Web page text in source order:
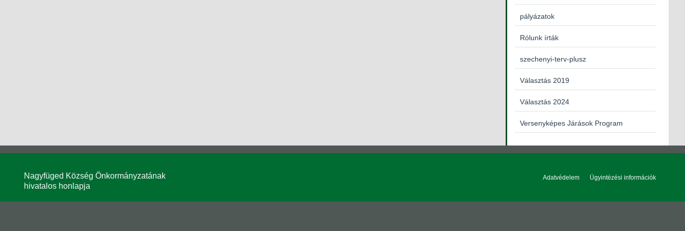
pályázatok
Rólunk írták
szechenyi-terv-plusz
Választás 2019
Választás 2024
Versenyképes Járások Program
Nagyfüged Község Önkormányzatának
hivatalos honlapja
Adatvédelem Ügyintézési információk